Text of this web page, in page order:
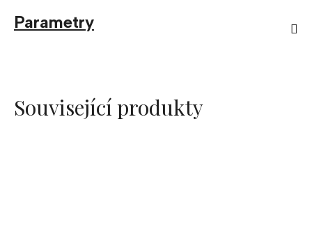
Parametry
Související produkty